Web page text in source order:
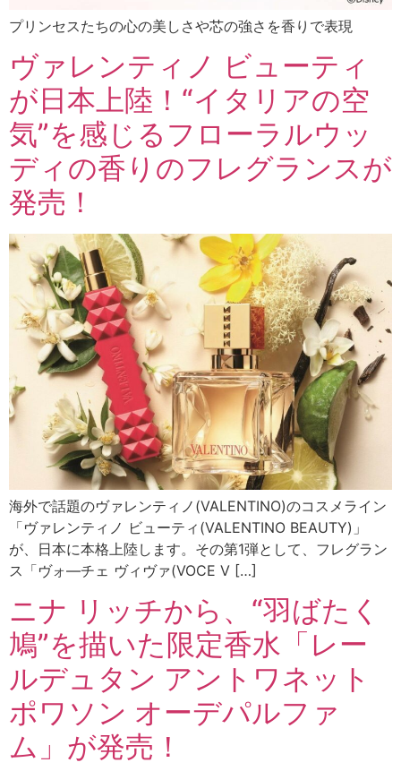
プリンセスたちの心の美しさや芯の強さを香りで表現
ヴァレンティノ ビューティ
が日本上陸！“イタリアの空
気”を感じるフローラルウッ
ディの香りのフレグランスが
発売！
海外で話題のヴァレンティノ(VALENTINO)のコスメライン
「ヴァレンティノ ビューティ(VALENTINO BEAUTY)」
が、日本に本格上陸します。その第1弾として、フレグラン
ス「ヴォ―チェ ヴィヴァ(VOCE V […]
ニナ リッチから、“羽ばたく
鳩”を描いた限定香水「レー
ルデュタン アントワネット
ポワソン オーデパルファ
ム」が発売！